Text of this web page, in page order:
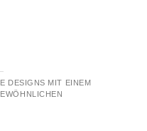
DESIGNS MIT EINEM